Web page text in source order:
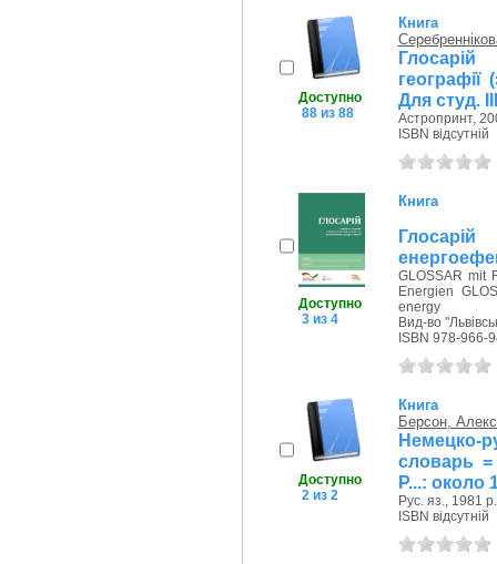
Доступно
88 из 88
Книга
Глосарій
географії
Для студ.
Астропринт,
ISBN відсутній
Доступно
3 из 4
Книга
GLOSSAR mit
Energien
energy
Вид-во
ISBN 978-966-
Доступно
2 из 2
Книга
Берсон,
словарь
P...: около
Рус. яз., 1981 р.
ISBN відсутній